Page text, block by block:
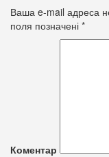
Ваша e-mail адреса
поля позначені *
Коментар